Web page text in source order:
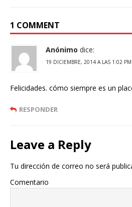
1 COMMENT
Anónimo dice:
19 DICIEMBRE, 2014 A LAS 1:02 PM
Felicidades. cómo siempre es un
RESPONDER
Leave a Reply
Tu dirección de correo no será
Comentario